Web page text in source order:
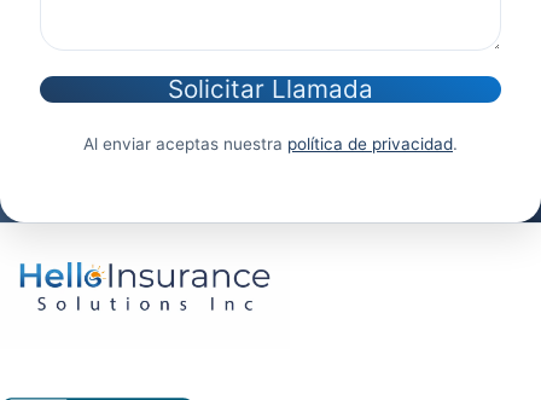
Solicitar Llamada
Al enviar aceptas nuestra política de privacidad.